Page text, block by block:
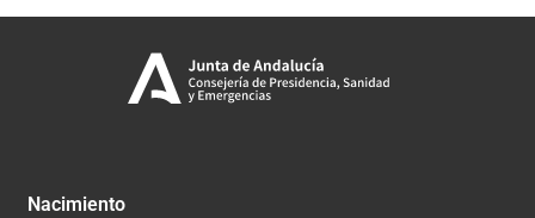
Nacimiento